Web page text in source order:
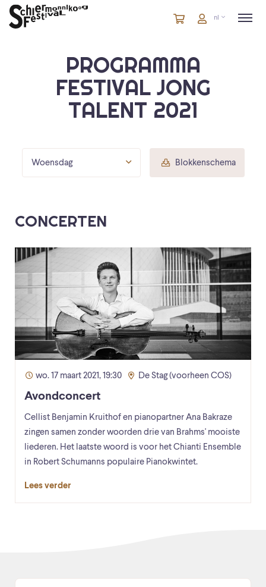
Winkelmandje
artikelen
Account
nl
PROGRAMMA
FESTIVAL JONG
TALENT 2021
Woensdag Blokkenschema
CONCERTEN
wo. 17 maart 2021, 19:30 De Stag (voorheen COS)
Avondconcert
Cellist Benjamin Kruithof en pianopartner Ana Bakraze
zingen samen zonder woorden drie van Brahms' mooiste
liederen. Het laatste woord is voor het Chianti Ensemble
in Robert Schumanns populaire Pianokwintet.
Lees verder